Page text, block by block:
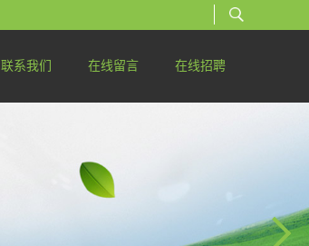
联系我们 在线留言 在线招聘